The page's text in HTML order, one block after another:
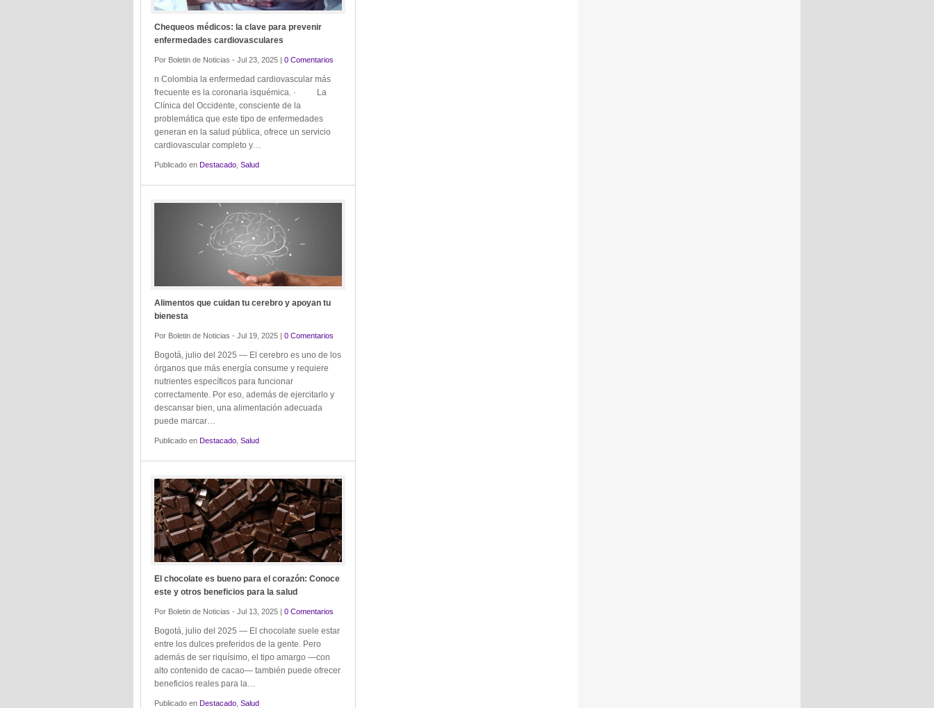
Chequeos médicos: la clave para prevenir
enfermedades cardiovasculares
Por Boletin de Noticias - Jul 23, 2025 | 0 Comentarios
n Colombia la enfermedad cardiovascular más
frecuente es la coronaria isquémica. · La
Clínica del Occidente, consciente de la
problemática que este tipo de enfermedades
generan en la salud pública, ofrece un servicio
cardiovascular completo y…
Publicado en Destacado Salud
Alimentos que cuidan tu cerebro y apoyan tu
bienesta
Por Boletin de Noticias - Jul 19, 2025 | 0 Comentarios
Bogotá, julio del 2025 — El cerebro es uno de los
órganos que más energía consume y requiere
nutrientes específicos para funcionar
correctamente. Por eso, además de ejercitarlo y
descansar bien, una alimentación adecuada
puede marcar…
Publicado en Destacado Salud
El chocolate es bueno para el corazón: Conoce
este y otros beneficios para la salud
Por Boletin de Noticias - Jul 13, 2025 | 0 Comentarios
Bogotá, julio del 2025 — El chocolate suele estar
entre los dulces preferidos de la gente. Pero
además de ser riquísimo, el tipo amargo —con
alto contenido de cacao— también puede ofrecer
beneficios reales para la…
Publicado en Destacado Salud